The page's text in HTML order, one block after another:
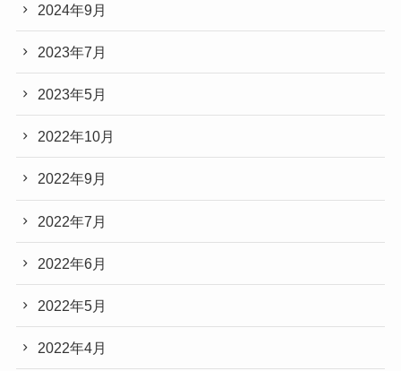
2024年9月
2023年7月
2023年5月
2022年10月
2022年9月
2022年7月
2022年6月
2022年5月
2022年4月